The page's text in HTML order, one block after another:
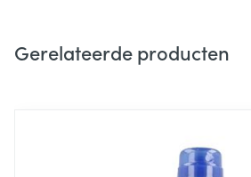
Merken Mustela
Gerelateerde producten